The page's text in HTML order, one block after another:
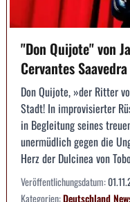
"Don Quijote" von
Cervantes
Don Quijote, »der Ritter
Stadt! In improvisierter
in Begleitung seines
unermüdlich gegen die
Herz der Dulcinea von
Veröffentlichungsdatum:
Kategorien:Deutschland